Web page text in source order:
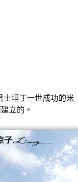
士坦丁一世成功的米
立的。